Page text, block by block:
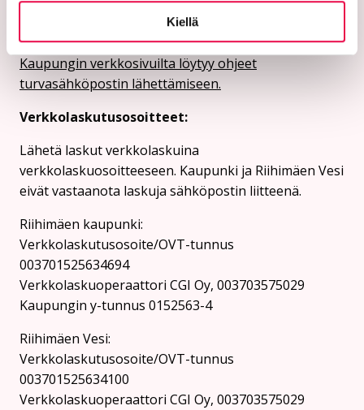
Kiellä
Ethän lähetä henkilötietoja tai arkaluonteisia
asiakastietoja suojaamattomassa sähköpostissa.
Kaupungin verkkosivuilta löytyy ohjeet
turvasähköpostin lähettämiseen.
Verkkolaskutusosoitteet:
Lähetä laskut verkkolaskuina
verkkolaskuosoitteeseen. Kaupunki ja Riihimäen Vesi
eivät vastaanota laskuja sähköpostin liitteenä.
Riihimäen kaupunki:
Verkkolaskutusosoite/OVT-tunnus
003701525634694
Verkkolaskuoperaattori CGI Oy, 003703575029
Kaupungin y-tunnus 0152563-4
Rii­hi­mäen Vesi:
Verkkolaskutusosoite/OVT-tunnus
003701525634100
Verkkolaskuoperaattori CGI Oy, 003703575029